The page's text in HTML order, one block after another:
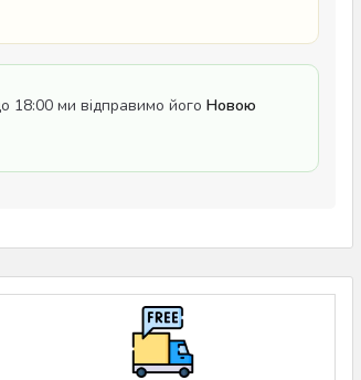
18:00 ми відправимо його Новою